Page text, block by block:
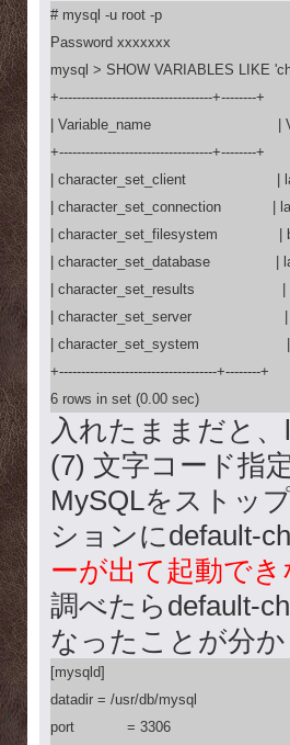
# mysql -u root -p
Password xxxxxxx
mysql > SHOW VARIABLES LIKE
+-----------------------------------+--------+
| Variable_name                             |
+-----------------------------------+--------+
| character_set_client     　　　      |
| character_set_connection　　　  |
| character_set_filesystem              |
| character_set_database               |
| character_set_results                    |
| character_set_server    　　　　　 |
| character_set_system     　　　　  |
+------------------------------------+--------+
6 rows in set (0.00 sec)
入れたままだと
(7) 文字コード指定
MySQLをストッ
ションにdefault-
ーが出て起動で
調べたらdefault-
なったことが分
[mysqld]
datadir = /usr/db/mysql
port            = 3306